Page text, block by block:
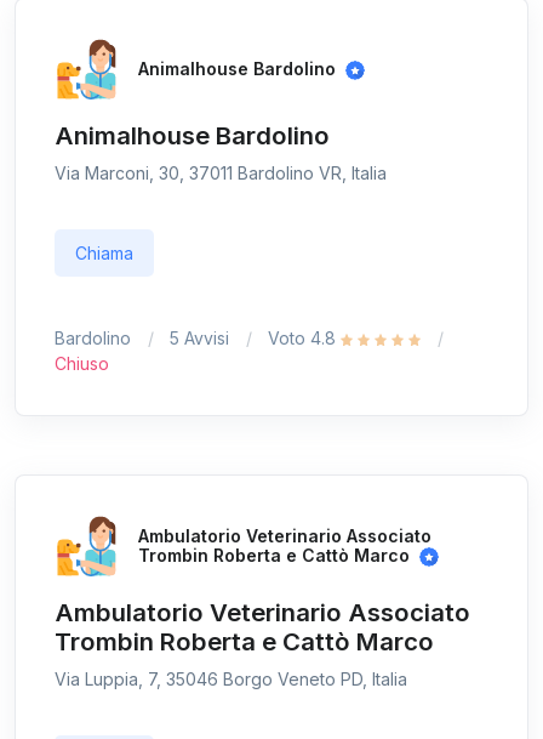
Animalhouse Bardolino
Animalhouse Bardolino
Via Marconi, 30, 37011 Bardolino VR, Italia
Chiama
Bardolino 5 Avvisi
Voto 4.8
Chiuso
Ambulatorio Veterinario Associato
Trombin Roberta e Cattò Marco
Ambulatorio Veterinario Associato
Trombin Roberta e Cattò Marco
Via Luppia, 7, 35046 Borgo Veneto PD, Italia